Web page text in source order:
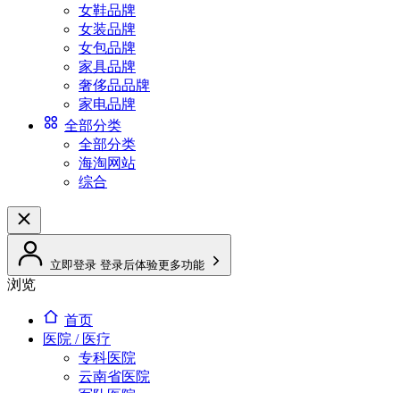
女鞋品牌
女装品牌
女包品牌
家具品牌
奢侈品品牌
家电品牌
全部分类
全部分类
海淘网站
综合
立即登录 登录后体验更多功能
浏览
首页
医院 / 医疗
专科医院
云南省医院